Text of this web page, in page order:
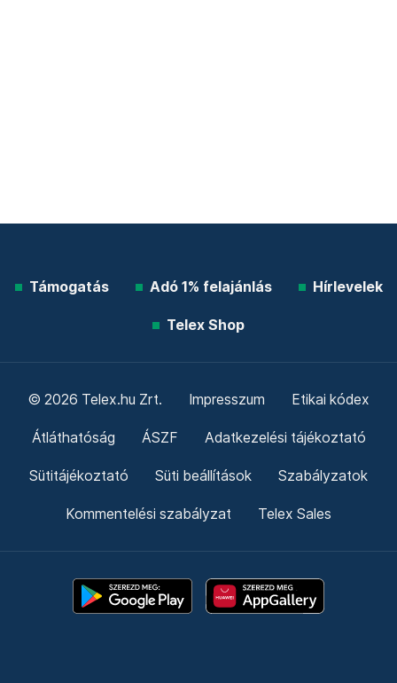
Támogatás Adó 1% felajánlás Hírlevelek
Telex Shop
© 2026 Telex.hu Zrt. Impresszum Etikai kódex
Átláthatóság ÁSZF Adatkezelési tájékoztató
Sütitájékoztató Süti beállítások Szabályzatok
Kommentelési szabályzat Telex Sales